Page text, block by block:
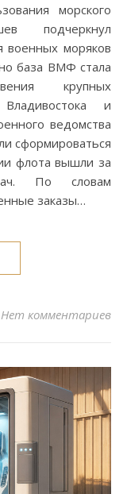
морского
подчеркнул
военных моряков
база ВМФ стала
крупных
и
ведомства
сформироваться
флота вышли за
По словам
заказы…
Нет комментариев